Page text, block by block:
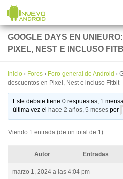
Saltar al contenido
GOOGLE DAYS EN
PIXEL, NEST E INCLUSO
Inicio › Foros › Foro general de Android ›
descuentos en Pixel, Nest e incluso Fitbit
Este debate tiene 0 respuestas, 1
última vez el
hace 2 años, 5 meses por
Viendo 1 entrada (de un total de 1)
Autor Entradas
marzo 1, 2024 a las 4:04 pm